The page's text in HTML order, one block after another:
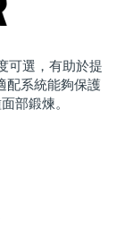
可選，有助於提
配系統能夠保護
部鍛煉。